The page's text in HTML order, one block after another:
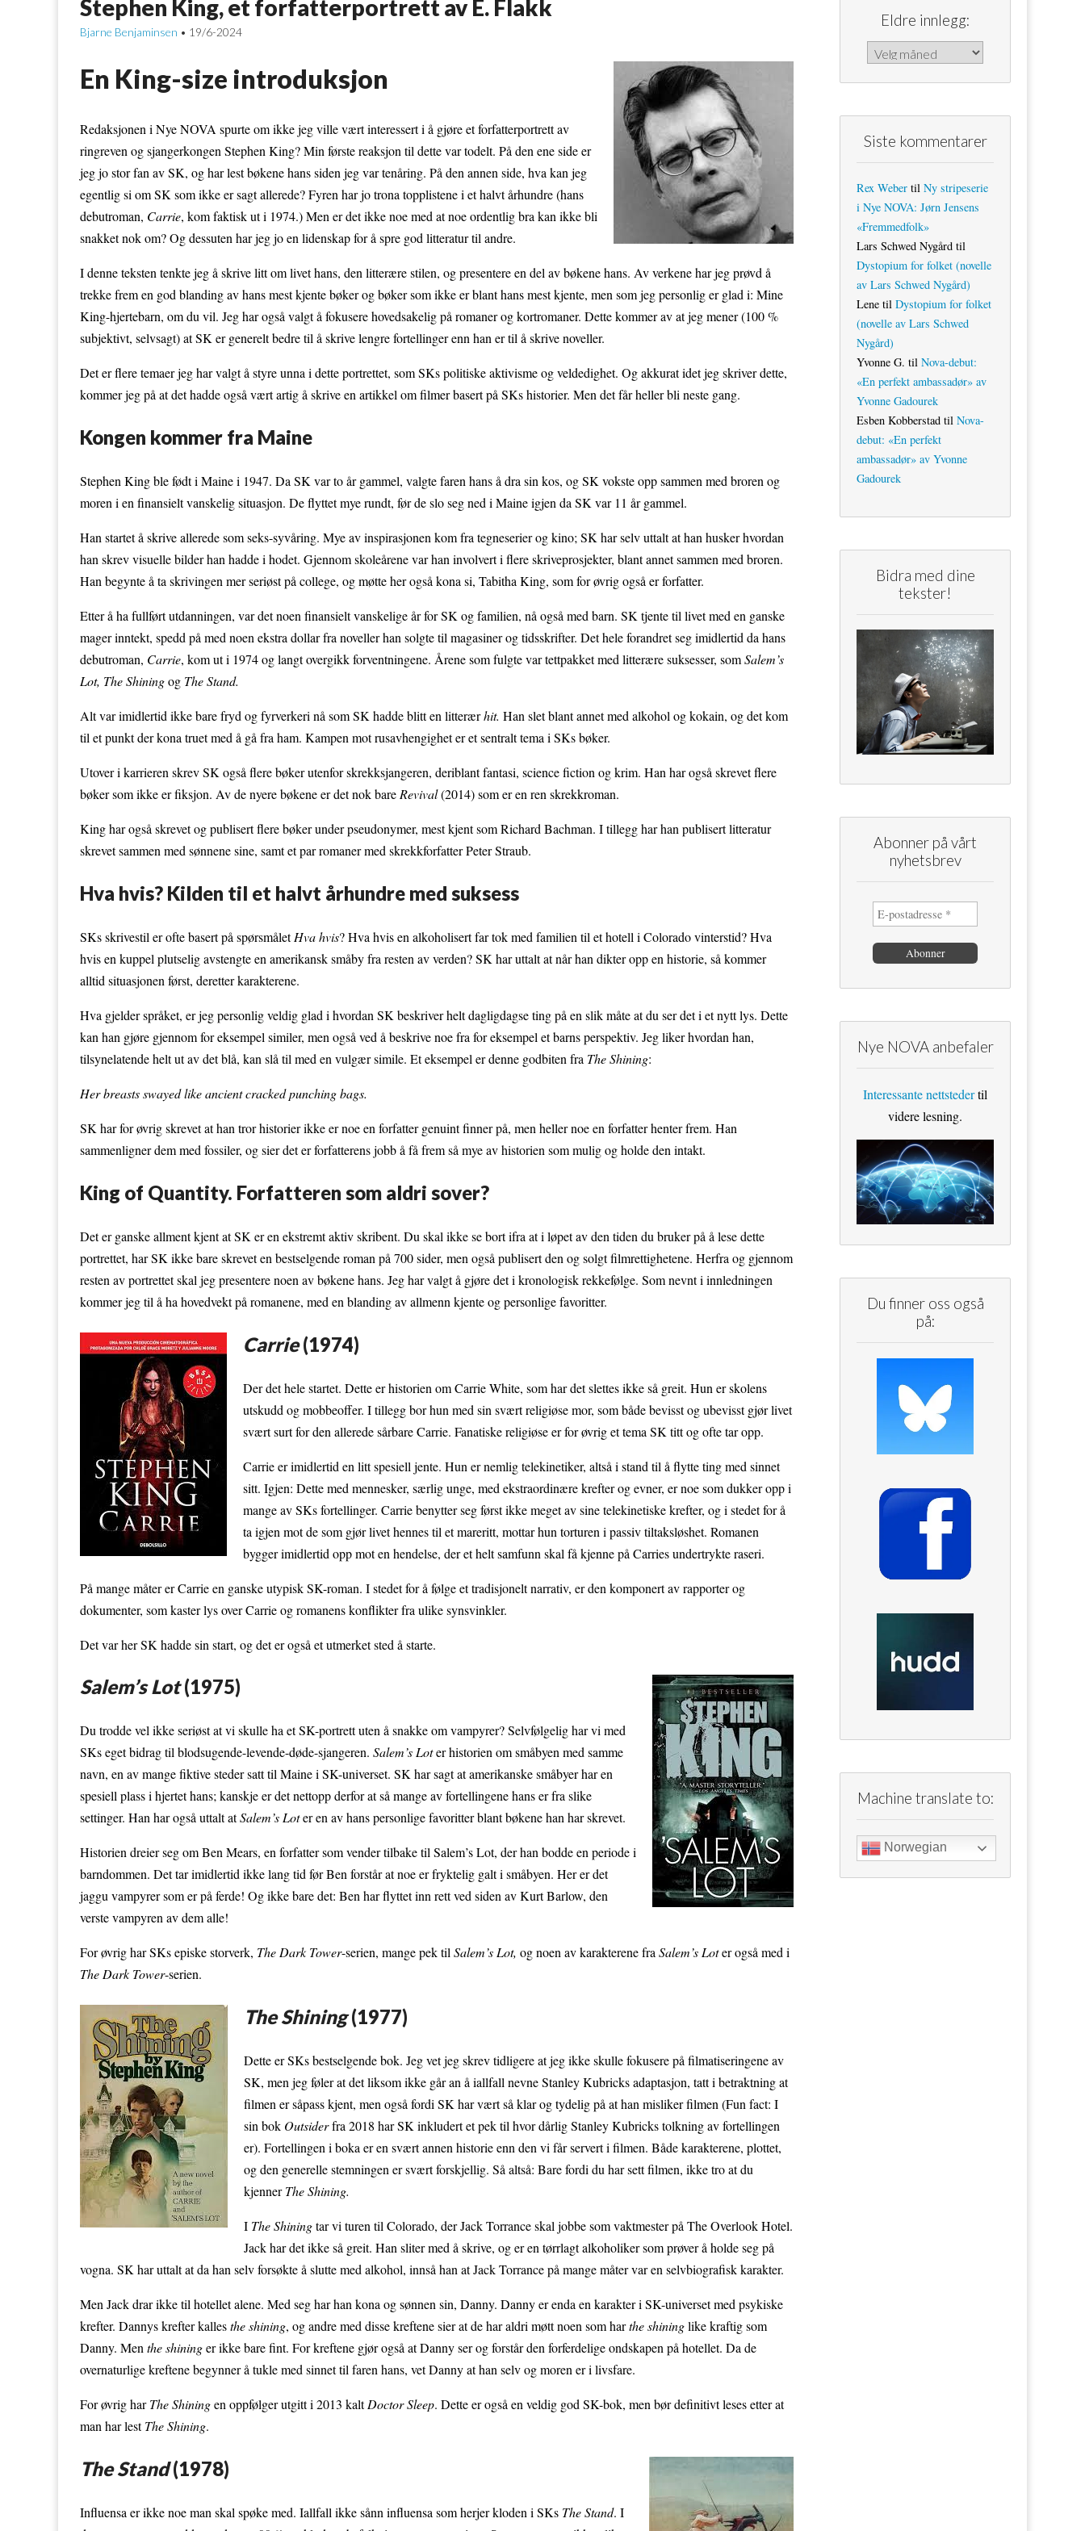
Stephen King, et forfatterportrett av E. Flakk
Bjarne Benjaminsen • 19/6-2024
En King-size introduksjon
Redaksjonen i Nye NOVA spurte om ikke jeg ville vært interessert i å gjøre et forfatterportrett av
ringreven og sjangerkongen Stephen King? Min første reaksjon til dette var todelt. På den ene side er
jeg jo stor fan av SK, og har lest bøkene hans siden jeg var tenåring. På den annen side, hva kan jeg
egentlig si om SK som ikke er sagt allerede? Fyren har jo trona topplistene i et halvt århundre (hans
debutroman, Carrie, kom faktisk ut i 1974.) Men er det ikke noe med at noe ordentlig bra kan ikke bli
snakket nok om? Og dessuten har jeg jo en lidenskap for å spre god litteratur til andre.
I denne teksten tenkte jeg å skrive litt om livet hans, den litterære stilen, og presentere en del av bøkene hans. Av verkene har jeg prøvd å
trekke frem en god blanding av hans mest kjente bøker og bøker som ikke er blant hans mest kjente, men som jeg personlig er glad i: Mine
King-hjertebarn, om du vil. Jeg har også valgt å fokusere hovedsakelig på romaner og kortromaner. Dette kommer av at jeg mener (100 %
subjektivt, selvsagt) at SK er generelt bedre til å skrive lengre fortellinger enn han er til å skrive noveller.
Det er flere temaer jeg har valgt å styre unna i dette portrettet, som SKs politiske aktivisme og veldedighet. Og akkurat idet jeg skriver dette,
kommer jeg på at det hadde også vært artig å skrive en artikkel om filmer basert på SKs historier. Men det får heller bli neste gang.
Kongen kommer fra Maine
Stephen King ble født i Maine i 1947. Da SK var to år gammel, valgte faren hans å dra sin kos, og SK vokste opp sammen med broren og
moren i en finansielt vanskelig situasjon. De flyttet mye rundt, før de slo seg ned i Maine igjen da SK var 11 år gammel.
Han startet å skrive allerede som seks-syvåring. Mye av inspirasjonen kom fra tegneserier og kino; SK har selv uttalt at han husker hvordan
han skrev visuelle bilder han hadde i hodet. Gjennom skoleårene var han involvert i flere skriveprosjekter, blant annet sammen med broren.
Han begynte å ta skrivingen mer seriøst på college, og møtte her også kona si, Tabitha King, som for øvrig også er forfatter.
Etter å ha fullført utdanningen, var det noen finansielt vanskelige år for SK og familien, nå også med barn. SK tjente til livet med en ganske
mager inntekt, spedd på med noen ekstra dollar fra noveller han solgte til magasiner og tidsskrifter. Det hele forandret seg imidlertid da hans
debutroman, Carrie, kom ut i 1974 og langt overgikk forventningene. Årene som fulgte var tettpakket med litterære suksesser, somSalem’s
Lot, The Shiningog The Stand.
Alt var imidlertid ikke bare fryd og fyrverkeri nå som SK hadde blitt en litterærhit. Han slet blant annet med alkohol og kokain, og det kom
til et punkt der kona truet med å gå fra ham. Kampen mot rusavhengighet er et sentralt tema i SKs bøker.
Utover i karrieren skrev SK også flere bøker utenfor skrekksjangeren, deriblant fantasi, science fiction og krim. Han har også skrevet flere
bøker som ikke er fiksjon. Av de nyere bøkene er det nok bare Revival(2014) som er en ren skrekkroman.
King har også skrevet og publisert flere bøker under pseudonymer, mest kjent som Richard Bachman. I tillegg har han publisert litteratur
skrevet sammen med sønnene sine, samt et par romaner med skrekkforfatter Peter Straub.
Hva hvis? Kilden til et halvt århundre med suksess
SKs skrivestil er ofte basert på spørsmåletHva hvis? Hva hvis en alkoholisert far tok med familien til et hotell i Colorado vinterstid? Hva
hvis en kuppel plutselig avstengte en amerikansk småby fra resten av verden? SK har uttalt at når han dikter opp en historie, så kommer
alltid situasjonen først, deretter karakterene.
Hva gjelder språket, er jeg personlig veldig glad i hvordan SK beskriver helt dagligdagse ting på en slik måte at du ser det i et nytt lys. Dette
kan han gjøre gjennom for eksempel similer, men også ved å beskrive noe fra for eksempel et barns perspektiv. Jeg liker hvordan han,
tilsynelatende helt ut av det blå, kan slå til med en vulgær simile. Et eksempel er denne godbiten fra The Shining:
Her breasts swayed like ancient cracked punching bags.
SK har for øvrig skrevet at han tror historier ikke er noe en forfatter genuint finner på, men heller noe en forfatter henter frem. Han
sammenligner dem med fossiler, og sier det er forfatterens jobb å få frem så mye av historien som mulig og holde den intakt.
King of Quantity. Forfatteren som aldri sover?
Det er ganske allment kjent at SK er en ekstremt aktiv skribent. Du skal ikke se bort ifra at i løpet av den tiden du bruker på å lese dette
portrettet, har SK ikke bare skrevet en bestselgende roman på 700 sider, men også publisert den og solgt filmrettighetene. Herfra og gjennom
resten av portrettet skal jeg presentere noen av bøkene hans. Jeg har valgt å gjøre det i kronologisk rekkefølge. Som nevnt i innledningen
kommer jeg til å ha hovedvekt på romanene, med en blanding av allmenn kjente og personlige favoritter.
Carrie(1974)
Der det hele startet. Dette er historien om Carrie White, som har det slettes ikke så greit. Hun er skolens
utskudd og mobbeoffer. I tillegg bor hun med sin svært religiøse mor, som både bevisst og ubevisst gjør livet
svært surt for den allerede sårbare Carrie. Fanatiske religiøse er for øvrig et tema SK titt og ofte tar opp.
Carrie er imidlertid en litt spesiell jente. Hun er nemlig telekinetiker, altså i stand til å flytte ting med sinnet
sitt. Igjen: Dette med mennesker, særlig unge, med ekstraordinære krefter og evner, er noe som dukker opp i
mange av SKs fortellinger. Carrie benytter seg først ikke meget av sine telekinetiske krefter, og i stedet for å
ta igjen mot de som gjør livet hennes til et mareritt, mottar hun torturen i passiv tiltaksløshet. Romanen
bygger imidlertid opp mot en hendelse, der et helt samfunn skal få kjenne på Carries undertrykte raseri.
På mange måter er Carrie en ganske utypisk SK-roman. I stedet for å følge et tradisjonelt narrativ, er den komponert av rapporter og
dokumenter, som kaster lys over Carrie og romanens konflikter fra ulike synsvinkler.
Det var her SK hadde sin start, og det er også et utmerket sted å starte.
Salem’s Lot(1975)
Du trodde vel ikke seriøst at vi skulle ha et SK-portrett uten å snakke om vampyrer? Selvfølgelig har vi med
SKs eget bidrag til blodsugende-levende-døde-sjangeren. Salem’s Loter historien om småbyen med samme
navn, en av mange fiktive steder satt til Maine i SK-universet. SK har sagt at amerikanske småbyer har en
spesiell plass i hjertet hans; kanskje er det nettopp derfor at så mange av fortellingene hans er fra slike
settinger. Han har også uttalt atSalem’s Loter en av hans personlige favoritter blant bøkene han har skrevet.
Historien dreier seg om Ben Mears, en forfatter som vender tilbake til Salem’s Lot, der han bodde en periode i
barndommen. Det tar imidlertid ikke lang tid før Ben forstår at noe er fryktelig galt i småbyen. Her er det
jaggu vampyrer som er på ferde! Og ikke bare det: Ben har flyttet inn rett ved siden av Kurt Barlow, den
verste vampyren av dem alle!
For øvrig har SKs episke storverk, The Dark Tower-serien, mange pek tilSalem’s Lot, og noen av karakterene fraSalem’s Loter også med i
The Dark Tower-serien.
The Shining(1977)
Dette er SKs bestselgende bok. Jeg vet jeg skrev tidligere at jeg ikke skulle fokusere på filmatiseringene av
SK, men jeg føler at det liksom ikke går an å iallfall nevne Stanley Kubricks adaptasjon, tatt i betraktning at
filmen er såpass kjent, men også fordi SK har vært så klar og tydelig på at han misliker filmen (Fun fact: I
sin bok Outsiderfra 2018 har SK inkludert et pek til hvor dårlig Stanley Kubricks tolkning av fortellingen
er). Fortellingen i boka er en svært annen historie enn den vi får servert i filmen. Både karakterene, plottet,
og den generelle stemningen er svært forskjellig. Så altså: Bare fordi du har sett filmen, ikke tro at du
kjennerThe Shining.
I The Shiningtar vi turen til Colorado, der Jack Torrance skal jobbe som vaktmester på The Overlook Hotel.
Jack har det ikke så greit. Han sliter med å skrive, og er en tørrlagt alkoholiker som prøver å holde seg på
vogna. SK har uttalt at da han selv forsøkte å slutte med alkohol, innså han at Jack Torrance på mange måter var en selvbiografisk karakter.
Men Jack drar ikke til hotellet alene. Med seg har han kona og sønnen sin, Danny. Danny er enda en karakter i SK-universet med psykiske
krefter. Dannys krefter kallesthe shining, og andre med disse kreftene sier at de har aldri møtt noen som harthe shininglike kraftig som
Danny. Men the shininger ikke bare fint. For kreftene gjør også at Danny ser og forstår den forferdelige ondskapen på hotellet. Da de
overnaturlige kreftene begynner å tukle med sinnet til faren hans, vet Danny at han selv og moren er i livsfare.
For øvrig harThe Shiningen oppfølger utgitt i 2013 kaltDoctor Sleep. Dette er også en veldig god SK-bok, men bør definitivt leses etter at
man har lestThe Shining.
The Stand(1978)
Influensa er ikke noe man skal spøke med. Iallfall ikke sånn influensa som herjer kloden i SKs The Stand. I
Eldre innlegg:
Eldre innlegg:
Siste kommentarer
Rex Weber til Ny stripeserie
i Nye NOVA: Jørn Jensens
«Fremmedfolk»
Lars Schwed Nygård til
Dystopium for folket (novelle
av Lars Schwed Nygård)
Lene til Dystopium for folket
(novelle av Lars Schwed
Nygård)
Yvonne G. til Nova-debut:
«En perfekt ambassadør» av
Yvonne Gadourek
Esben Kobberstad til Nova-
debut: «En perfekt
ambassadør» av Yvonne
Gadourek
Bidra med dine
tekster!
Abonner på vårt
nyhetsbrev
Nye NOVA anbefaler
Interessante nettstedertil
videre lesning.
Du finner oss også
på:
Machine translate to:
Norwegian